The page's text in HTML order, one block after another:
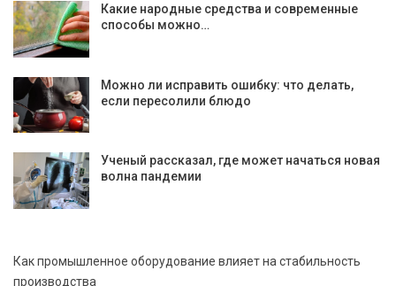
Какие народные средства и современные
способы можно…
Можно ли исправить ошибку: что делать,
если пересолили блюдо
Ученый рассказал, где может начаться новая
волна пандемии
Как промышленное оборудование влияет на стабильность
производства